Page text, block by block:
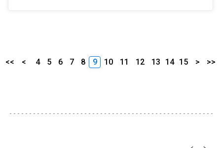
<< < 4 5 6 7 8 9 10 11 12 13 14 15 > >>